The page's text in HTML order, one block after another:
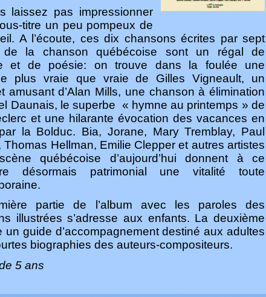
laissez pas impressionner
titre un peu pompeux de
A l’écoute, ces dix chansons écrites par sept
de la chanson québécoise sont un régal de
et de poésie: on trouve dans la foulée une
plus vraie que vraie de Gilles Vigneault, un
amusant d’Alan Mills, une chanson à élimination
Daunais, le superbe « hymne au printemps » de
et une hilarante évocation des vacances en
la Bolduc. Bia, Jorane, Mary Tremblay, Paul
Thomas Hellman, Emilie Clepper et autres artistes
québécoise d’aujourd’hui donnent à ce
désormais patrimonial une vitalité toute
partie de l’album avec les paroles des
illustrées s’adresse aux enfants. La deuxième
un guide d’accompagnement destiné aux adultes
biographies des auteurs-compositeurs.
5 ans